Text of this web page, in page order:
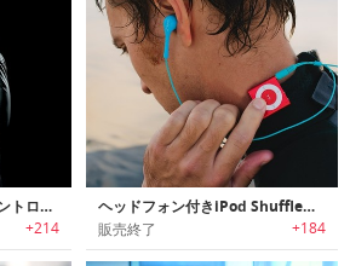
Muzik One｜スマホをコントロール可能なワイヤレスヘッドフォン「ミュージックワン」
+214
ヘッドフォン付きiPod Shuffle防水キット
販売終了 +184